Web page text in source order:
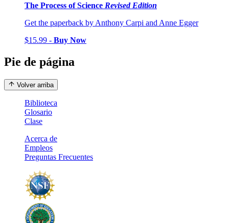
The Process of Science Revised Edition
Get the paperback by Anthony Carpi and Anne Egger
$15.99 - Buy Now
Pie de página
Volver arriba
Biblioteca
Glosario
Clase
Acerca de
Empleos
Preguntas Frecuentes